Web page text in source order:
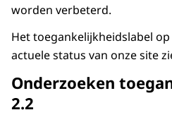
worden verbeterd.
Het toegankelijkheidslabel
actuele status van onze site
Onderzoeken
2.2